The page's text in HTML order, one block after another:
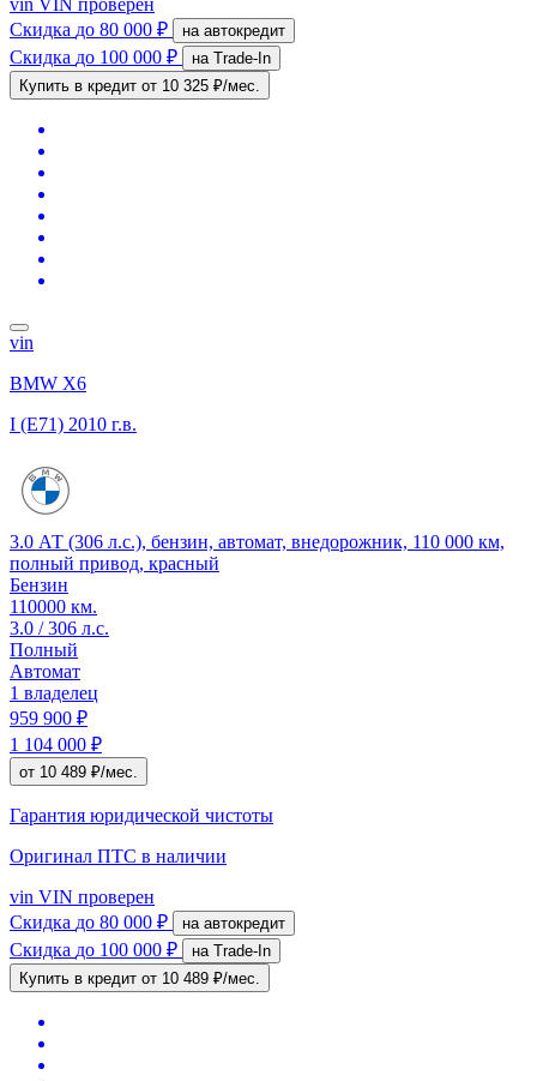
Скидка до 80 000 ₽ на автокредит
Скидка до 100 000 ₽
на Trade-In
Купить в кредит от 10 325 ₽/мес.
vin
BMW X6
I (E71) 2010 г.в.
3.0 АТ (306 л.с.), бензин, автомат, внедорожник, 110 000 км,
полный привод, красный
Бензин
110000 км.
3.0 / 306 л.с.
Полный
Автомат
1 владелец
959 900 ₽
1 104 000 ₽
от 10 489 ₽/мес.
Гарантия юридической чистоты
Оригинал ПТС в наличии
vin VIN проверен
Скидка до 80 000 ₽ на автокредит
Скидка до 100 000 ₽
на Trade-In
Купить в кредит от 10 489 ₽/мес.